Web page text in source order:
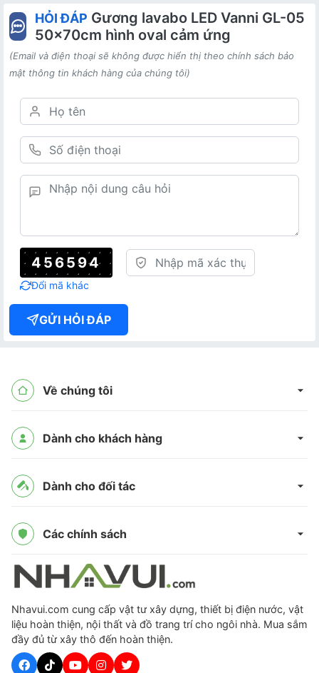
HỎI ĐÁP Gương lavabo LED Vanni GL-05
50x70cm hình oval cảm ứng
(Email và điện thoại sẽ không được hiển thị theo chính sách bảo
mật thông tin khách hàng của chúng tôi)
456594
Đổi mã khác
GỬI HỎI ĐÁP
Về chúng tôi
Dành cho khách hàng
Dành cho đối tác
Các chính sách
Nhavui.com cung cấp vật tư xây dựng, thiết bị điện nước, vật
liệu hoàn thiện, nội thất và đồ trang trí cho ngôi nhà. Mua sắm
đầy đủ từ xây thô đến hoàn thiện.